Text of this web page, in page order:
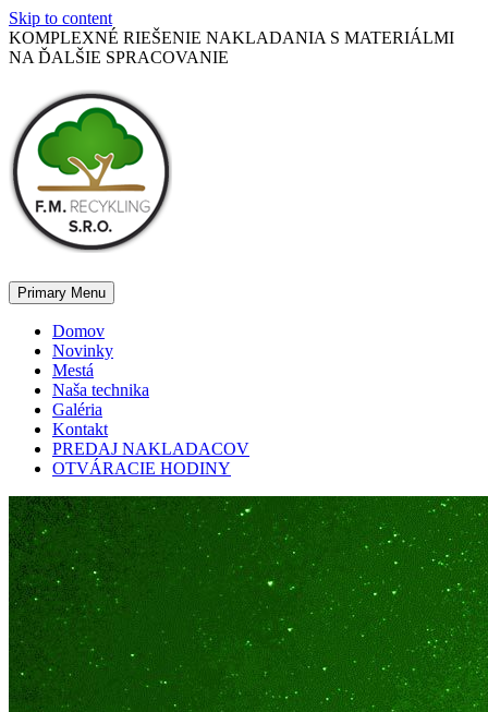
Skip to content
KOMPLEXNÉ RIEŠENIE NAKLADANIA S MATERIÁLMI
NA ĎALŠIE SPRACOVANIE
Primary Menu
Domov
Novinky
Mestá
Naša technika
Galéria
Kontakt
PREDAJ NAKLADACOV
OTVÁRACIE HODINY